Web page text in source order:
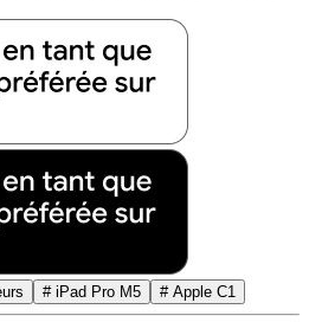
# iPad Pro M5 # Apple C1